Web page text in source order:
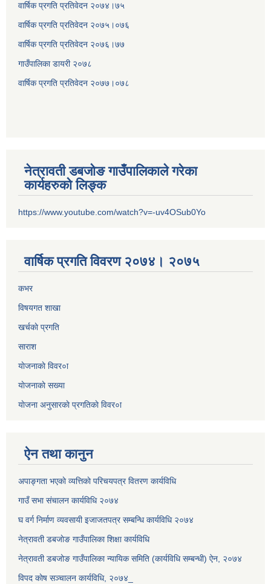
वार्षिक प्रगति प्रतिवेदन २०७४।७५
वार्षिक प्रगति प्रतिवेदन २०७५।०७६
वार्षिक प्रगति प्रतिवेदन २०७६।७७
गाउँपालिका डायरी २०७८
वार्षिक प्रगति प्रतिवेदन २०७७।०७८
नेत्रावती डबजोङ गाउँपालिकाले गरेका
कार्यहरुको लिङ्क
https://www.youtube.com/watch?v=-uv4OSub0Yo
वार्षिक प्रगति विवरण २०७४। २०७५
कभर
विषयगत शाखा
खर्चकाे प्रगति
साराश
याेजनाकाे विवर०ा
याेजनाकाे सख्या
याेजना अनुसारकाे प्रगतिकाे विवर०ा
ऐन तथा कानुन
अपाङ्गता भएकाे व्यत्तिकाे परिचयपत्र वितरण कार्यविधि
गाउँ सभा संचालन कार्यविधि २०७४
घ वर्ग निर्माण व्यवसायी इजाजतपत्र सम्बन्धि कार्यविधि २०७४
नेत्रावती डबजाेङ गाउँपालिका शिक्षा कार्यविधि
नेत्रावती डबजोङ गाउँपालिका न्यायिक समिति (कार्यविधि सम्बन्धी) ऐन, २०७४
विपद काेष सञ्चालन कार्यविधि, २०७४_